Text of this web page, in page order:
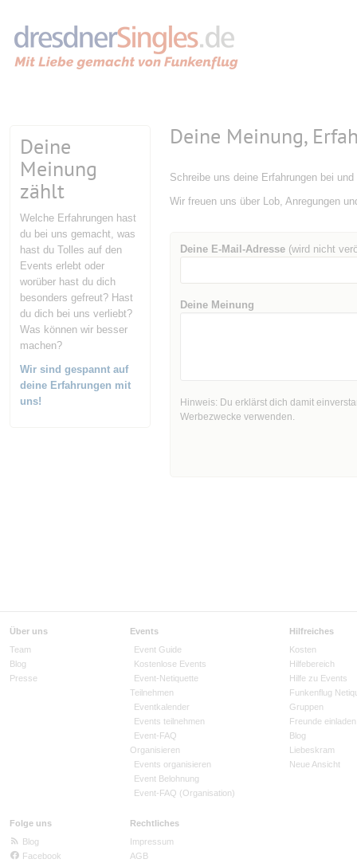
Deine
Meinung
zählt
Welche Erfahrungen hast
du bei uns gemacht, was
hast du Tolles auf den
Events erlebt oder
worüber hast du dich
besonders gefreut? Hast
du dich bei uns verliebt?
Was können wir besser
machen?
Wir sind gespannt auf
deine Erfahrungen mit
uns!
Deine Meinung,
Schreibe uns deine Erfahrungen bei
Wir freuen uns über Lob, Anregungen
Deine E-Mail-Adresse (wird nicht
Deine Meinung
Hinweis: Du erklärst dich damit
Werbezwecke verwenden.
Über uns
Team
Blog
Presse
Events
Event Guide
Kostenlose Events
Event-Netiquette
Teilnehmen
Eventkalender
Events teilnehmen
Event-FAQ
Organisieren
Events organisieren
Event Belohnung
Event-FAQ (Organisation)
Hilfreiches
Kosten
Hilfebereich
Hilfe zu Events
Funkenflug
Gruppen
Freunde einladen
Blog
Liebeskram
Neue Ansicht
Folge uns
Blog
Facebook
Rechtliches
Impressum
AGB